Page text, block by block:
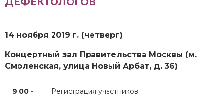
14 ноября 2019 г. (четверг)
Концертный зал Правительства Москвы (м.
Смоленская, улица Новый Арбат, д. 36)
9.00 -
Регистрация участников